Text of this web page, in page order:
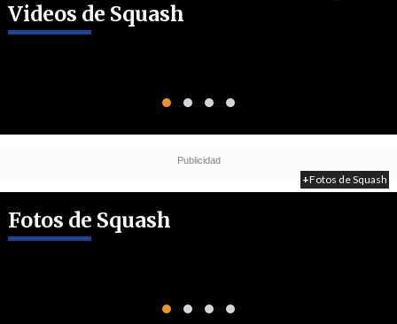
Videos de Squash
Fotos de Squash
+Fotos de Squash